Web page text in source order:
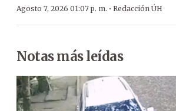
Agosto 7, 2026 01:07 p. m. · Redacción ÚH
Notas más leídas